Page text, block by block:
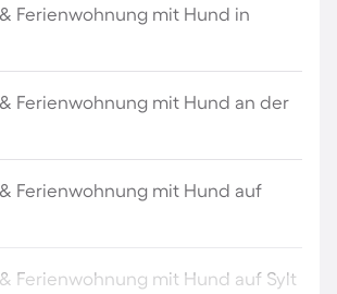
Ferienwohnung mit Hund in
Ferienwohnung mit Hund an der
Ferienwohnung mit Hund auf
Ferienwohnung mit Hund auf Sylt